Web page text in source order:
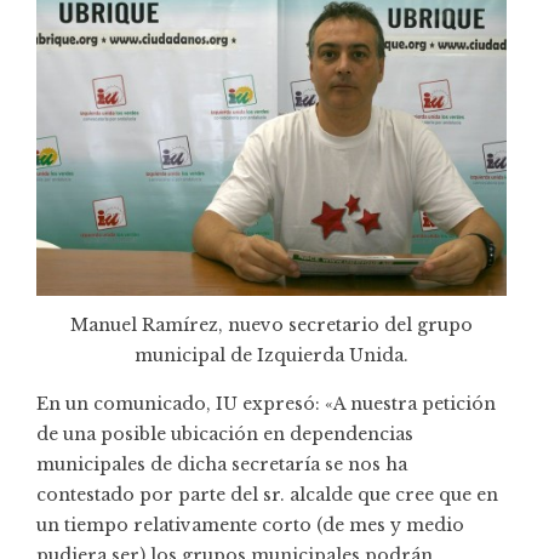
Manuel Ramírez, nuevo secretario del grupo
municipal de Izquierda Unida.
En un comunicado, IU expresó: «A nuestra petición
de una posible ubicación en dependencias
municipales de dicha secretaría se nos ha
contestado por parte del sr. alcalde que cree que en
un tiempo relativamente corto (de mes y medio